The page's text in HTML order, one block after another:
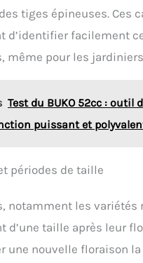
tiges épineuses. Ces
d’identifier facilement
même pour les
Test du BUKO 52cc : outil
puissant et
périodes de taille
notamment les variétés
d’une taille après leur
une nouvelle floraison